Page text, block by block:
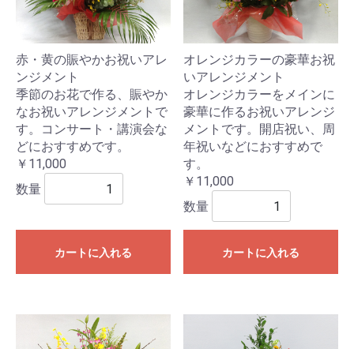
赤・黄の賑やかお祝いアレ
ンジメント
季節のお花で作る、賑やか
なお祝いアレンジメントで
す。コンサート・講演会な
どにおすすめです。
￥11,000
数量
カートに入れる
オレンジカラーの豪華お祝
いアレンジメント
オレンジカラーをメインに
豪華に作るお祝いアレンジ
メントです。開店祝い、周
年祝いなどにおすすめで
す。
￥11,000
数量
カートに入れる